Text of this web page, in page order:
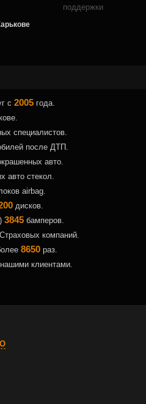
с 2005 года.
специалистов.
после ДТП.
авто.
авто стекол.
airbag.
дисков.
3845 бамперов.
компаний.
8650 раз.
клиентами.